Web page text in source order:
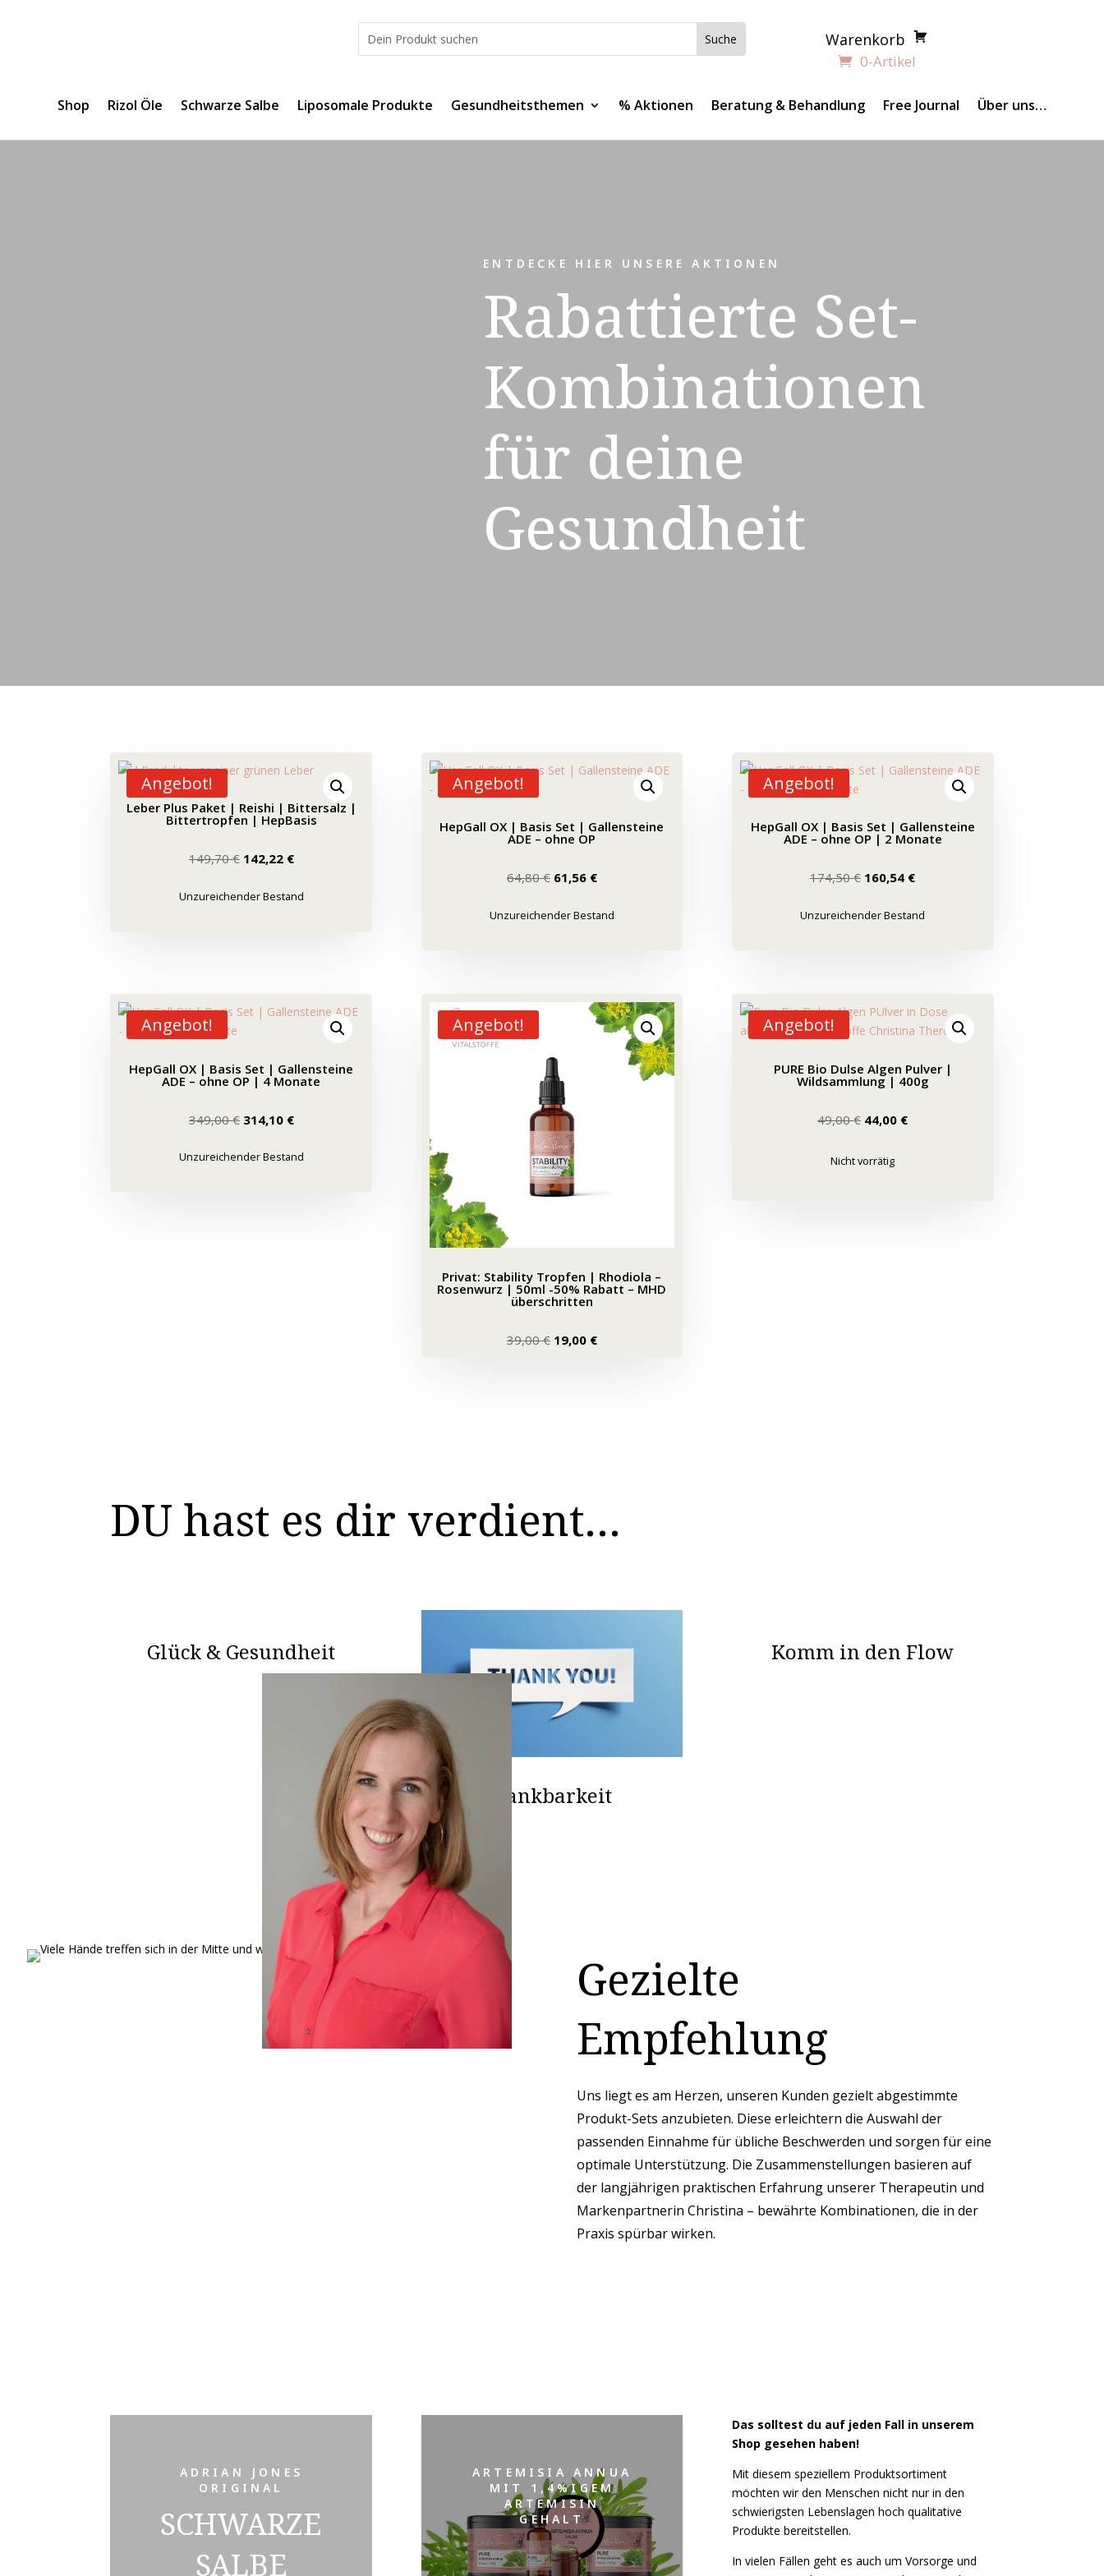
Warenkorb
0-Artikel
Shop Rizol Öle Schwarze Salbe Liposomale Produkte Gesundheitsthemen % Aktionen Beratung & Behandlung Free Journal Über uns…
ENTDECKE HIER UNSERE AKTIONEN
Rabattierte Set-
Kombinationen
für deine
Gesundheit
Angebot!
Leber Plus Paket | Reishi | Bittersalz |
Bittertropfen | HepBasis
149,70€ Ursprünglicher
war:
142,22 €Aktueller
ist:
Unzureichender Bestand
Angebot!
HepGall OX | Basis Set | Gallensteine
ADE – ohne OP
64,80€ Ursprünglicher
war:
61,56 €Aktueller
ist:
Unzureichender Bestand
Angebot!
HepGall OX | Basis Set | Gallensteine
ADE – ohne OP | 2 Monate
174,50€ Ursprünglicher
war:
160,54 €Aktueller
ist:
Unzureichender Bestand
Angebot!
HepGall OX | Basis Set | Gallensteine
ADE – ohne OP | 4 Monate
349,00€ Ursprünglicher
war:
314,10 €Aktueller
ist:
Unzureichender Bestand
Angebot!
Privat: Stability Tropfen | Rhodiola –
Rosenwurz | 50ml -50% Rabatt – MHD
überschritten
39,00€ Ursprünglicher
19,00 €Aktueller
Angebot!
PURE Bio Dulse Algen Pulver |
Wildsammlung | 400g
49,00€ Ursprünglicher
war:
44,00 €Aktueller
Nicht vorrätig
DU hast es dir verdient…
Glück & Gesundheit
Dankbarkeit
Komm in den Flow
Gezielte
Empfehlung
Uns liegt es am Herzen, unseren Kunden gezielt abgestimmte
Produkt-Sets anzubieten. Diese erleichtern die Auswahl der
passenden Einnahme für übliche Beschwerden und sorgen für eine
optimale Unterstützung. Die Zusammenstellungen basieren auf
der langjährigen praktischen Erfahrung unserer Therapeutin und
Markenpartnerin Christina – bewährte Kombinationen, die in der
Praxis spürbar wirken.
ADRIAN JONES
ORIGINAL
SCHWARZE
SALBE
ARTEMISIA ANNUA
MIT 1,4%IGEM
ARTEMISIN
GEHALT
Das solltest du auf jeden Fall in unserem
Shop gesehen haben!
Mit diesem speziellem Produktsortiment
möchten wir den Menschen nicht nur in den
schwierigsten Lebenslagen hoch qualitative
Produkte bereitstellen.
In vielen Fällen geht es auch um Vorsorge und